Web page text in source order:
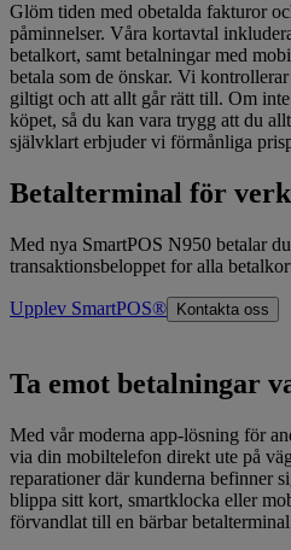
Glöm tiden med obetalda fakturor
påminnelser. Våra kortavtal
betalkort, samt betalningar med
betala som de önskar. Vi
giltigt och att allt går rätt till. Om
köpet, så du kan vara trygg att du
självklart erbjuder vi förmånliga
Betalterminal för
Med nya SmartPOS N950 betalar
transaktionsbeloppet for alla
Upplev SmartPOS® Kontakta oss
Ta emot betalningar
Med vår moderna app-lösning för
via din mobiltelefon direkt ute på
reparationer där kunderna befinner
blippa sitt kort, smartklocka eller
förvandlat till en bärbar